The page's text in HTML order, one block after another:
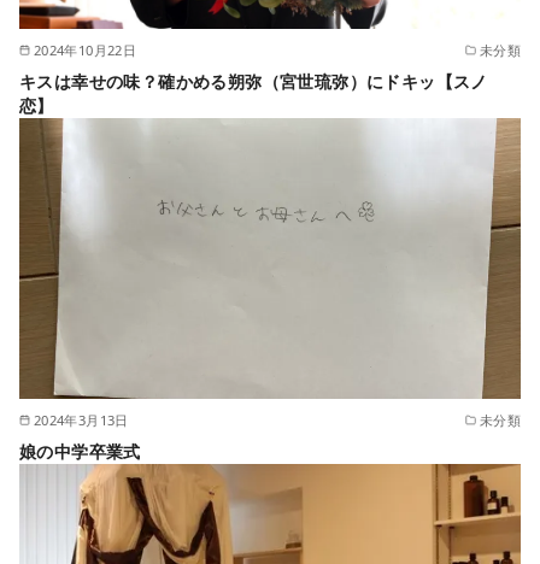
2024年10月22日 未分類
キスは幸せの味？確かめる朔弥（宮世琉弥）にドキッ【スノ
恋】
2024年3月13日 未分類
娘の中学卒業式